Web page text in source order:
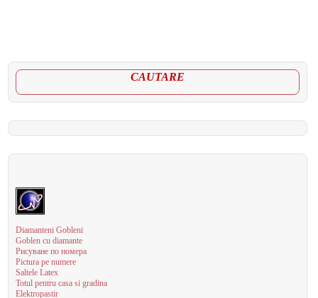
CAUTARE
Diamanteni Gobleni
Goblen cu diamante
Рисуване по номера
Pictura pe numere
Saltele Latex
Totul pentru casa si gradina
Elektropastir